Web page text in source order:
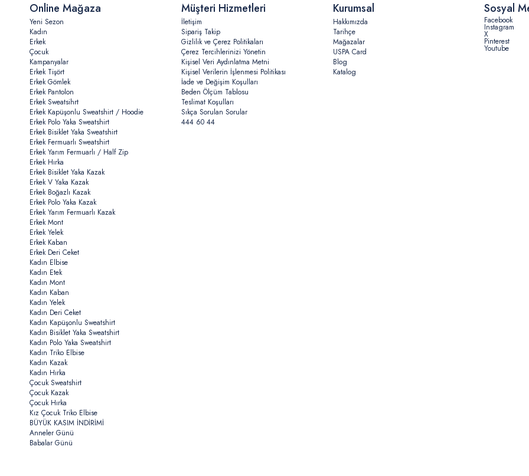
Online Mağaza
Yeni Sezon
Kadın
Erkek
Çocuk
Kampanyalar
Erkek Tişört
Erkek Gömlek
Erkek Pantolon
Erkek Sweatsihrt
Erkek Kapüşonlu Sweatshirt / Hoodie
Erkek Polo Yaka Sweatshirt
Erkek Bisiklet Yaka Sweatshirt
Erkek Fermuarlı Sweatshirt
Erkek Yarım Fermuarlı / Half Zip
Erkek Hırka
Erkek Bisiklet Yaka Kazak
Erkek V Yaka Kazak
Erkek Boğazlı Kazak
Erkek Polo Yaka Kazak
Erkek Yarım Fermuarlı Kazak
Erkek Mont
Erkek Yelek
Erkek Kaban
Erkek Deri Ceket
Kadın Elbise
Kadın Etek
Kadın Mont
Kadın Kaban
Kadın Yelek
Kadın Deri Ceket
Kadın Kapüşonlu Sweatshirt
Kadın Bisiklet Yaka Sweatshirt
Kadın Polo Yaka Sweatshirt
Kadın Triko Elbise
Kadın Kazak
Kadın Hırka
Çocuk Sweatshirt
Çocuk Kazak
Çocuk Hırka
Kız Çocuk Triko Elbise
BÜYÜK KASIM İNDİRİMİ
Anneler Günü
Babalar Günü
Müşteri Hizmetleri
İletişim
Sipariş Takip
Gizlilik ve Çerez Politikaları
Çerez Tercihlerinizi Yönetin
Kişisel Veri Aydınlatma Metni
Kişisel Verilerin İşlenmesi Politikası
İade ve Değişim Koşulları
Beden Ölçüm Tablosu
Teslimat Koşulları
Sıkça Sorulan Sorular
444 60 44
Kurumsal
Hakkımızda
Tarihçe
Mağazalar
USPA Card
Blog
Katalog
Sosyal
Facebook
Instagram
X
Pinterest
Youtube